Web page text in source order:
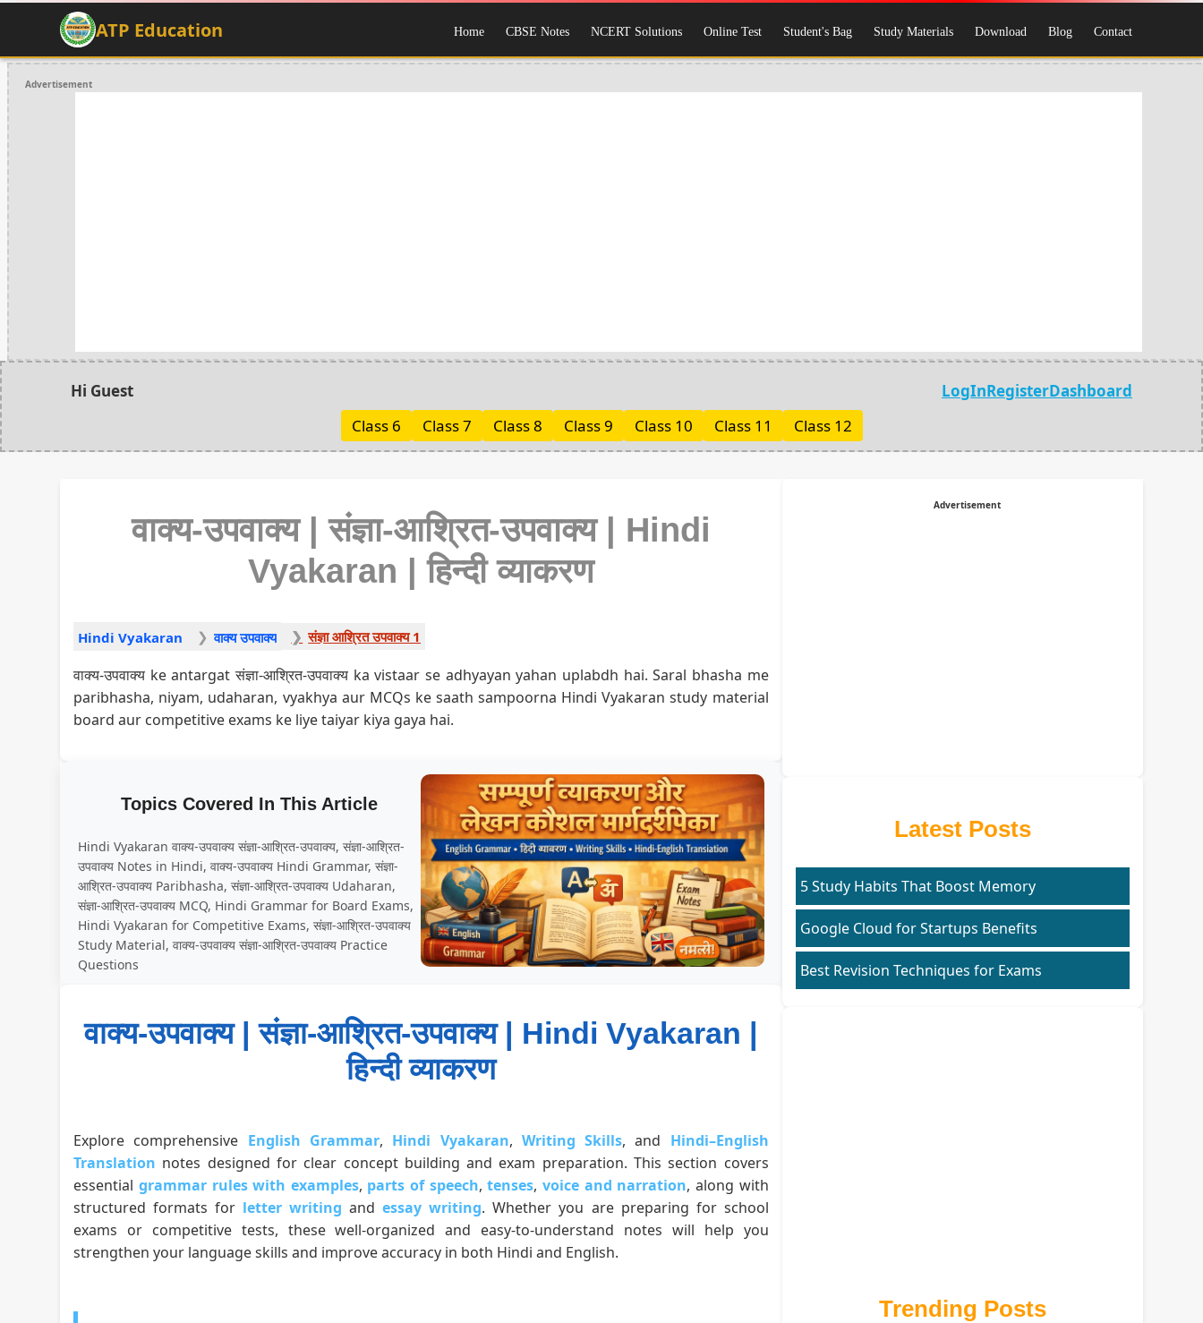
ATP Education Home CBSE Notes NCERT Solutions Online Test Student's Bag Study Materials Download Blog Contact
Advertisement
Hi Guest LogInRegisterDashboard
Class 6
Class 7 Class 8 Class 9 Class 10 Class 11 Class 12
वाक्य-उपवाक्य | संज्ञा-आश्रित-उपवाक्य | Hindi
Vyakaran | हिन्दी व्याकरण
Hindi Vyakaran वाक्य उपवाक्य संज्ञा आश्रित उपवाक्य 1
वाक्य-उपवाक्य ke antargat संज्ञा-आश्रित-उपवाक्य ka vistaar se adhyayan yahan uplabdh hai. Saral bhasha me
paribhasha, niyam, udaharan, vyakhya aur MCQs ke saath sampoorna Hindi Vyakaran study material
board aur competitive exams ke liye taiyar kiya gaya hai.
Topics Covered In This Article
Hindi Vyakaran वाक्य-उपवाक्य संज्ञा-आश्रित-उपवाक्य, संज्ञा-आश्रित-
उपवाक्य Notes in Hindi, वाक्य-उपवाक्य Hindi Grammar, संज्ञा-
आश्रित-उपवाक्य Paribhasha, संज्ञा-आश्रित-उपवाक्य Udaharan,
संज्ञा-आश्रित-उपवाक्य MCQ, Hindi Grammar for Board Exams,
Hindi Vyakaran for Competitive Exams, संज्ञा-आश्रित-उपवाक्य
Study Material, वाक्य-उपवाक्य संज्ञा-आश्रित-उपवाक्य Practice
Questions
वाक्य-उपवाक्य | संज्ञा-आश्रित-उपवाक्य | Hindi Vyakaran |
हिन्दी व्याकरण
Explore comprehensive English Grammar, Hindi Vyakaran, Writing Skills, and Hindi–English
Translation notes designed for clear concept building and exam preparation. This section covers
essential grammar rules with examples, parts of speech,tenses,voice and narration, along with
structured formats for letter writing andessay writing. Whether you are preparing for school
exams or competitive tests, these well-organized and easy-to-understand notes will help you
strengthen your language skills and improve accuracy in both Hindi and English.
Advertisement
Latest Posts
5 Study Habits That Boost Memory
Google Cloud for Startups Benefits
Best Revision Techniques for Exams
Trending Posts